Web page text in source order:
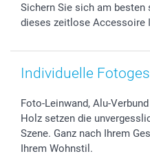
Sichern Sie sich am
dieses zeitlose Accessoire
Individuelle
Foto-Leinwand, Alu-
Holz setzen die
Szene. Ganz nach Ihrem
Ihrem Wohnstil.